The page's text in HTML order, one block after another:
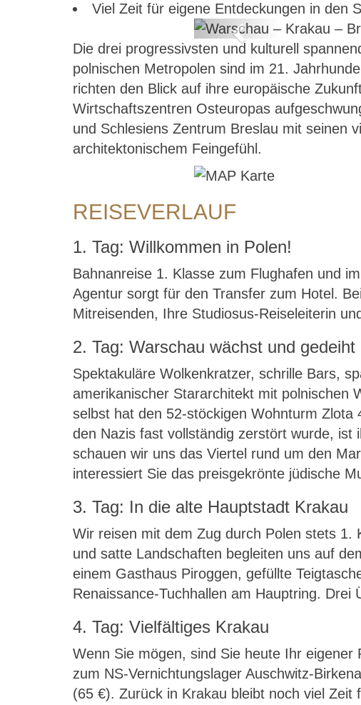
Viel Zeit für eigene Entdeckungen in den
von Ort zu Ort
Previous
Die drei progressivsten und kulturell
polnischen Metropolen sind im 21.
richten den Blick auf ihre europäische
Wirtschaftszentren Osteuropas
und Schlesiens Zentrum Breslau mit seinen
architektonischem Feingefühl.
REISEVERLAUF
1. Tag: Willkommen in Polen!
Bahnanreise 1. Klasse zum Flughafen und
Agentur sorgt für den Transfer zum Hotel.
Mitreisenden, Ihre Studiosus-Reiseleiterin
2. Tag: Warschau wächst und gedeiht
Spektakuläre Wolkenkratzer, schrille Bars,
amerikanischer Stararchitekt mit polnischen
selbst hat den 52-stöckigen Wohnturm
den Nazis fast vollständig zerstört wurde,
schauen wir uns das Viertel rund um den
interessiert Sie das preisgekrönte jüdische
3. Tag: In die alte Hauptstadt Krakau
Wir reisen mit dem Zug durch Polen stets 1.
und satte Landschaften begleiten uns auf
einem Gasthaus Piroggen, gefüllte
Renaissance-Tuchhallen am Hauptring. Drei
4. Tag: Vielfältiges Krakau
Wenn Sie mögen, sind Sie heute Ihr
zum NS-Vernichtungslager Auschwitz-
(65 €). Zurück in Krakau bleibt noch viel